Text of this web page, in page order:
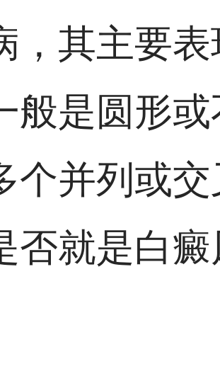
，其主要
般是圆形
个并列或
否就是白